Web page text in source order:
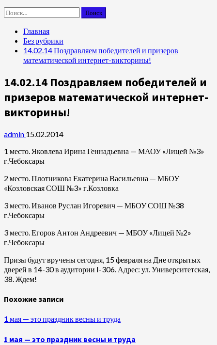
Найти:
Главная
Без рубрики
14.02.14 Поздравляем победителей и призеров
математической интернет-викторины!
14.02.14 Поздравляем победителей и
призеров математической интернет-
викторины!
admin 15.02.2014
1 место. Яковлева Ирина Геннадьевна — МАОУ «Лицей №3»
г.Чебоксары
2 место. Плотникова Екатерина Васильевна — МБОУ
«Козловская СОШ №3» г.Козловка
3 место. Иванов Руслан Игоревич — МБОУ СОШ №38
г.Чебоксары
3 место. Егоров Антон Андреевич — МБОУ «Лицей №2»
г.Чебоксары
Призы будут вручены сегодня, 15 февраля на Дне открытых
дверей в 14-30 в аудитории I-306. Адрес: ул. Университетская,
38. Ждем!
Похожие записи
1 мая — это праздник весны и труда
1 мая — это праздник весны и труда